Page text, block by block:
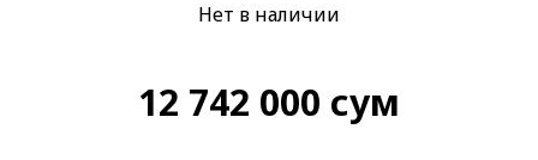
Нет в наличии
12 742 000 сум